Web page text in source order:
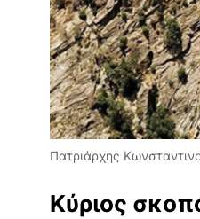
Πατριάρχης
Κύριος